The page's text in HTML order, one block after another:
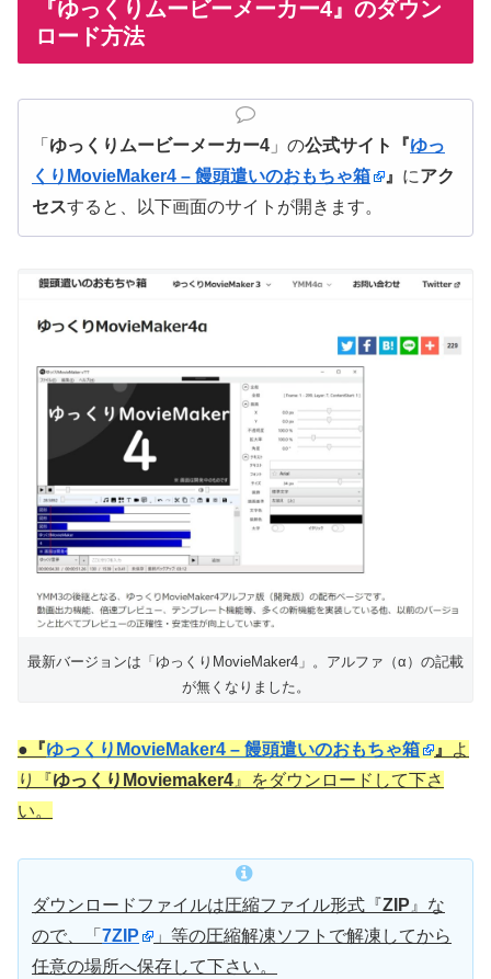
『ゆっくりムービーメーカー4』のダウン
ロード方法
「 ゆっくりムービーメーカー4 」の公式サイト『ゆっ
くりMovieMaker4 – 饅頭遣いのおもちゃ箱
』 にアク
セスすると、以下画面のサイトが開きます。
最新バージョンは「ゆっくりMovieMaker4」。アルファ（α）の記載
が無くなりました。
● 『ゆっくりMovieMaker4 – 饅頭遣いのおもちゃ箱 』
よ
り『ゆっくりMoviemaker4 』をダウンロードして下さ
い。
ダウンロードファイルは圧縮ファイル形式『ZIP 』な
ので、「 7ZIP
」等の圧縮解凍ソフトで解凍してから
任意の場所へ保存して下さい。